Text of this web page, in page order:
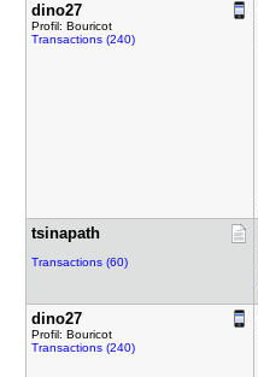
dino27
Profil: Bouricot
Transactions (240)
tsinapath
Transactions (60)
dino27
Profil: Bouricot
Transactions (240)